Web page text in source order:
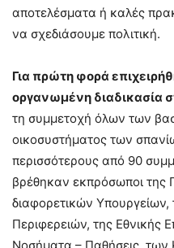
αποτελέσματα ή καλές
να σχεδιάσουμε πολιτική.
Για πρώτη φορά
οργανωμένη διαδικασία
τη συμμετοχή όλων των
οικοσυστήματος των
περισσότερους από 90
βρέθηκαν εκπρόσωποι της
διαφορετικών
Περιφερειών, της Εθνικής
Νοσήματα – Παθήσεις,